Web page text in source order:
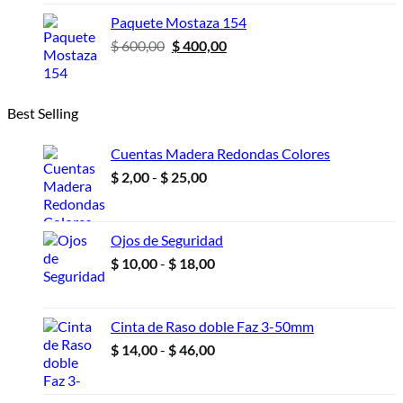
era:
$ 600,00.
es:
$ 400,00.
Paquete Mostaza 154
$600,00 El
$400,00El
Best Selling
Cuentas Madera Redondas Colores
$ 2,00- $ 25,00Rango
desde
$ 2,00
hasta
Ojos de Seguridad
$ 10,00- $ 18,00Rango
desde
$ 10,00
hasta
Cinta de Raso doble Faz 3-50mm
$ 14,00- $46,00Rango